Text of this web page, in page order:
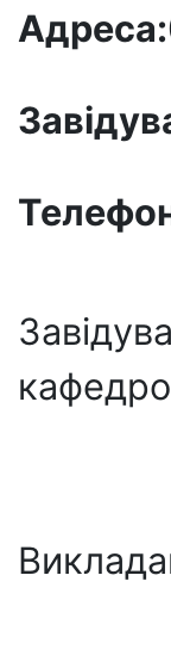
Адреса: